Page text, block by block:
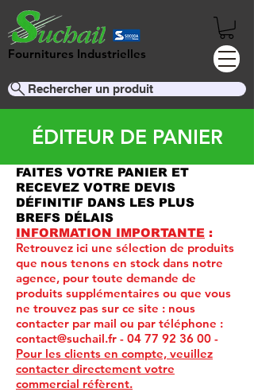
Fournitures Industrielles
Rechercher un produit
ÉDITEUR DE PANIER
FAITES VOTRE PANIER ET
RECEVEZ VOTRE DEVIS
DÉFINITIF DANS LES PLUS
BREFS DÉLAIS
INFORMATION IMPORTANTE :
Retrouvez ici une sélection de produits
que nous tenons en stock dans notre
agence, pour toute demande de
produits supplémentaires ou que vous
ne trouvez pas sur ce site : nous
contacter par mail ou par téléphone :
contact@suchail.fr - 04 77 92 36 00 -
Pour les clients en compte, veuillez
contacter directement votre
commercial réfèrent.